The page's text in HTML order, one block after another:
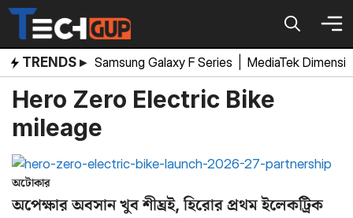
Skip
content
TRENDS ▸ Samsung Galaxy F Series MediaTek
Hero Zero Electric Bike
mileage
অটোকার
অপেক্ষার অবসান খুব শীঘ্রই, হিরোর প্রথম ইলেকট্রিক